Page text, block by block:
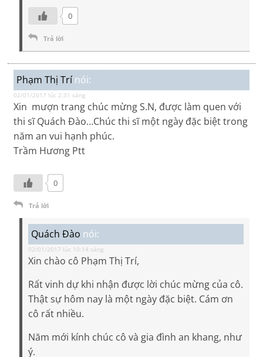
0
Trả lời
Phạm Thị Trí nói:
02/01/2017 lúc 2:31 sáng
Xin mượn trang chúc mừng S.N, được làm quen với
thi sĩ Quách Đào…Chúc thi sĩ một ngày đặc biệt trong
năm an vui hạnh phúc.
Trầm Hương Ptt
0
Trả lời
Quách Đào nói:
02/01/2017 lúc 10:14 sáng
Xin chào cô Phạm Thị Trí,
Rất vinh dự khi nhận được lời chúc mừng của cô.
Thật sự hôm nay là một ngày đặc biệt. Cám ơn
cô rất nhiều.
Năm mới kính chúc cô và gia đình an khang, như
ý.